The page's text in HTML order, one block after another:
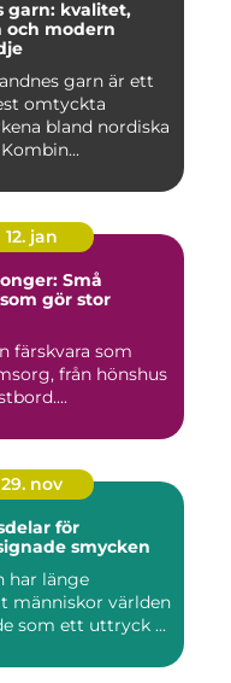
garn: kvalitet,
och modern
garn är ett
omtyckta
bland nordiska
12. jan
Små
gör stor
färskvara som
från hönshus
29. nov
för
smycken
har länge
människor världen
som ett uttryck ...